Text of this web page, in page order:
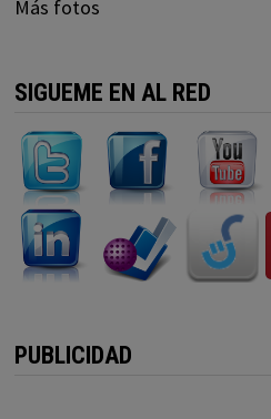
Más fotos
SIGUEME EN AL RED
PUBLICIDAD